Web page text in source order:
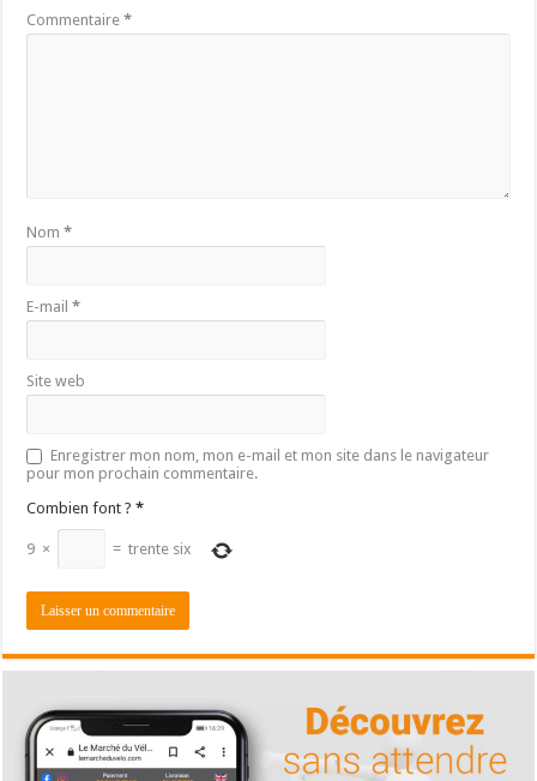
Commentaire*
Nom*
E-mail*
Site web
Enregistrer mon nom, mon e-mail et mon site dans le navigateur
pour mon prochain commentaire.
Combien font ? *
9 × = trente six